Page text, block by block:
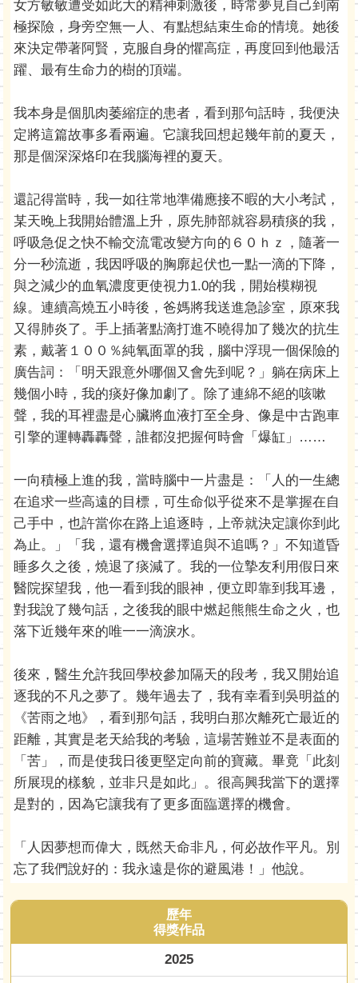
女方敏敏遭受如此大的精神刺激後，時常夢見自己到南
極探險，身旁空無一人、有點想結束生命的情境。她後
來決定帶著阿賢，克服自身的懼高症，再度回到他最活
躍、最有生命力的樹的頂端。
我本身是個肌肉萎縮症的患者，看到那句話時，我便決
定將這篇故事多看兩遍。它讓我回想起幾年前的夏天，
那是個深深烙印在我腦海裡的夏天。
還記得當時，我一如往常地準備應接不暇的大小考試，
某天晚上我開始體溫上升，原先肺部就容易積痰的我，
呼吸急促之快不輸交流電改變方向的６０ｈｚ，隨著一
分一秒流逝，我因呼吸的胸廓起伏也一點一滴的下降，
與之減少的血氧濃度更使視力1.0的我，開始模糊視
線。連續高燒五小時後，爸媽將我送進急診室，原來我
又得肺炎了。手上插著點滴打進不曉得加了幾次的抗生
素，戴著１００％純氧面罩的我，腦中浮現一個保險的
廣告詞：「明天跟意外哪個又會先到呢？」躺在病床上
幾個小時，我的痰好像加劇了。除了連綿不絕的咳嗽
聲，我的耳裡盡是心臟將血液打至全身、像是中古跑車
引擎的運轉轟轟聲，誰都沒把握何時會「爆缸」……
一向積極上進的我，當時腦中一片盡是：「人的一生總
在追求一些高遠的目標，可生命似乎從來不是掌握在自
己手中，也許當你在路上追逐時，上帝就決定讓你到此
為止。」「我，還有機會選擇追與不追嗎？」不知道昏
睡多久之後，燒退了痰減了。我的一位摯友利用假日來
醫院探望我，他一看到我的眼神，便立即靠到我耳邊，
對我說了幾句話，之後我的眼中燃起熊熊生命之火，也
落下近幾年來的唯一一滴淚水。
後來，醫生允許我回學校參加隔天的段考，我又開始追
逐我的不凡之夢了。幾年過去了，我有幸看到吳明益的
《苦雨之地》，看到那句話，我明白那次離死亡最近的
距離，其實是老天給我的考驗，這場苦難並不是表面的
「苦」，而是使我日後更堅定向前的寶藏。畢竟「此刻
所展現的樣貌，並非只是如此」。很高興我當下的選擇
是對的，因為它讓我有了更多面臨選擇的機會。
「人因夢想而偉大，既然天命非凡，何必故作平凡。別
忘了我們說好的：我永遠是你的避風港！」他說。
歷年
得獎作品
2025